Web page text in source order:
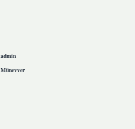
admin
Münevver